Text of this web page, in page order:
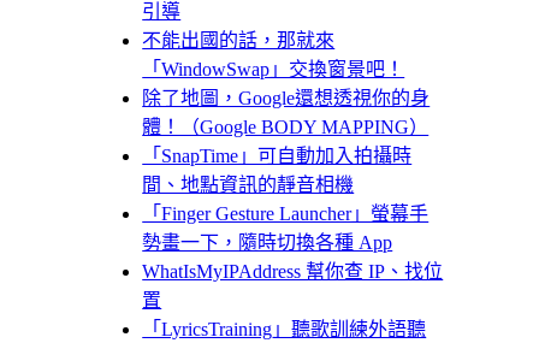
引導
不能出國的話，那就來
「WindowSwap」交換窗景吧！
除了地圖，Google還想透視你的身
體！（Google BODY MAPPING）
「SnapTime」可自動加入拍攝時
間、地點資訊的靜音相機
「Finger Gesture Launcher」螢幕手
勢畫一下，隨時切換各種 App
WhatIsMyIPAddress 幫你查 IP、找位
置
「LyricsTraining」聽歌訓練外語聽